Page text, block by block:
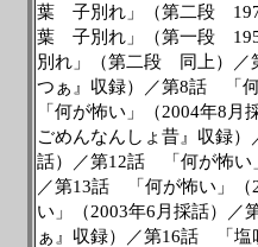
葉 子別れ」（第二段
葉 子別れ」（第一段
別れ」（第二段 同上）／
つぁ』収録）／第8話 「何
「何が怖い」（2004年8 月
ごめんなんしょ昔』収録）
話）／第12話 「何が怖い
／第13話 「何が怖い」（
い」（2003年6 月採話）／
ぁ』収録）／第16話 「塩